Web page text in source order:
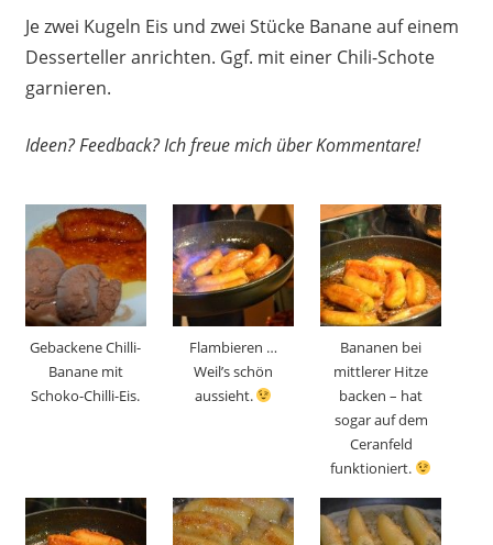
Je zwei Kugeln Eis und zwei Stücke Banane auf einem
Desserteller anrichten. Ggf. mit einer Chili-Schote
garnieren.
Ideen? Feedback? Ich freue mich über Kommentare!
Gebackene Chilli-
Banane mit
Schoko-Chilli-Eis.
Flambieren …
Weil’s schön
aussieht.
Bananen bei
mittlerer Hitze
backen – hat
sogar auf dem
Ceranfeld
funktioniert.